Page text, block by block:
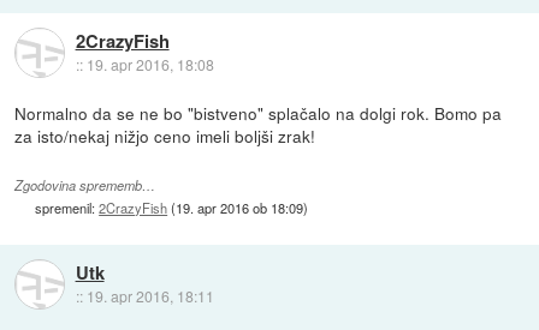
2CrazyFish
:: 19. apr 2016, 18:08
Normalno da se ne bo "bistveno" splačalo na dolgi rok. Bomo pa
za isto/nekaj nižjo ceno imeli boljši zrak!
Zgodovina sprememb…
spremenil:2CrazyFish(19. apr 2016 ob 18:09)
Utk
:: 19. apr 2016, 18:11